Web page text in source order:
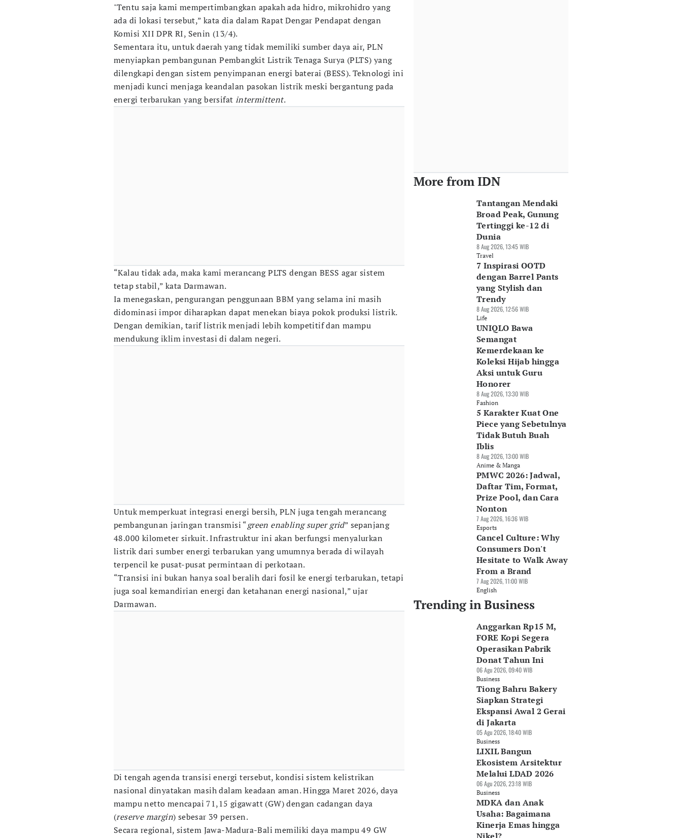
"Tentu saja kami mempertimbangkan apakah ada hidro, mikrohidro yang
ada di lokasi tersebut,” kata dia dalam Rapat Dengar Pendapat dengan
Komisi XII DPR RI, Senin (13/4).
Sementara itu, untuk daerah yang tidak memiliki sumber daya air, PLN
menyiapkan pembangunan Pembangkit Listrik Tenaga Surya (PLTS) yang
dilengkapi dengan sistem penyimpanan energi baterai (BESS). Teknologi ini
menjadi kunci menjaga keandalan pasokan listrik meski bergantung pada
energi terbarukan yang bersifat intermittent.
“Kalau tidak ada, maka kami merancang PLTS dengan BESS agar sistem
tetap stabil,” kata Darmawan.
Ia menegaskan, pengurangan penggunaan BBM yang selama ini masih
didominasi impor diharapkan dapat menekan biaya pokok produksi listrik.
Dengan demikian, tarif listrik menjadi lebih kompetitif dan mampu
mendukung iklim investasi di dalam negeri.
Untuk memperkuat integrasi energi bersih, PLN juga tengah merancang
pembangunan jaringan transmisi “green enabling super grid” sepanjang
48.000 kilometer sirkuit. Infrastruktur ini akan berfungsi menyalurkan
listrik dari sumber energi terbarukan yang umumnya berada di wilayah
terpencil ke pusat-pusat permintaan di perkotaan.
“Transisi ini bukan hanya soal beralih dari fosil ke energi terbarukan, tetapi
juga soal kemandirian energi dan ketahanan energi nasional,” ujar
Darmawan.
Di tengah agenda transisi energi tersebut, kondisi sistem kelistrikan
nasional dinyatakan masih dalam keadaan aman. Hingga Maret 2026, daya
mampu netto mencapai 71,15 gigawatt (GW) dengan cadangan daya
(reserve margin) sebesar 39 persen.
Secara regional, sistem Jawa-Madura-Bali memiliki daya mampu 49 GW
More from IDN
Tantangan Mendaki
Broad Peak, Gunung
Tertinggi ke-12 di
Dunia
8 Aug 2026, 13:45 WIB
Travel
7 Inspirasi OOTD
dengan Barrel Pants
yang Stylish dan
Trendy
8 Aug 2026, 12:56 WIB
Life
UNIQLO Bawa
Semangat
Kemerdekaan ke
Koleksi Hijab hingga
Aksi untuk Guru
Honorer
8 Aug 2026, 13:30 WIB
Fashion
5 Karakter Kuat One
Piece yang Sebetulnya
Tidak Butuh Buah
Iblis
8 Aug 2026, 13:00 WIB
Anime & Manga
PMWC 2026: Jadwal,
Daftar Tim, Format,
Prize Pool, dan Cara
Nonton
7 Aug 2026, 16:36 WIB
Esports
Cancel Culture: Why
Consumers Don't
Hesitate to Walk Away
From a Brand
7 Aug 2026, 11:00 WIB
English
Trending in Business
Anggarkan Rp15 M,
FORE Kopi Segera
Operasikan Pabrik
Donat Tahun Ini
06 Agu 2026, 09:40 WIB
Business
Tiong Bahru Bakery
Siapkan Strategi
Ekspansi Awal 2 Gerai
di Jakarta
05 Agu 2026, 18:40 WIB
Business
LIXIL Bangun
Ekosistem Arsitektur
Melalui LDAD 2026
06 Agu 2026, 23:18 WIB
Business
MDKA dan Anak
Usaha: Bagaimana
Kinerja Emas hingga